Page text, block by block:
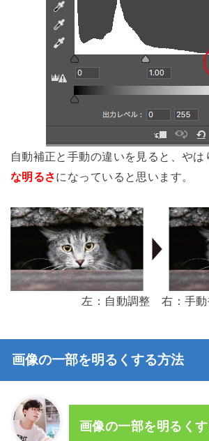
自動補正と手動の違いを見ると、やは
な明るさになっていると思います。
左：自動調整 右：手動
画像の一部を明るくする方法
画像の一部を明るく